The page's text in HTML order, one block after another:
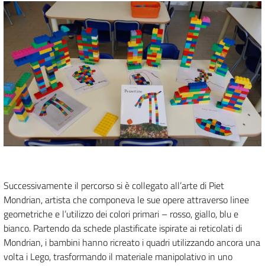
Successivamente il percorso si è collegato all’arte di Piet
Mondrian, artista che componeva le sue opere attraverso linee
geometriche e l’utilizzo dei colori primari – rosso, giallo, blu e
bianco. Partendo da schede plastificate ispirate ai reticolati di
Mondrian, i bambini hanno ricreato i quadri utilizzando ancora una
volta i Lego, trasformando il materiale manipolativo in uno